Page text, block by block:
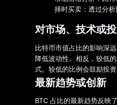
择时买卖：透过分
对市场、技术或
比特币市值占比的影响深
降低波动性。相反，较低
式。较低的比例会鼓励投
最新趋势或创新
BTC 占比的最新趋势反映